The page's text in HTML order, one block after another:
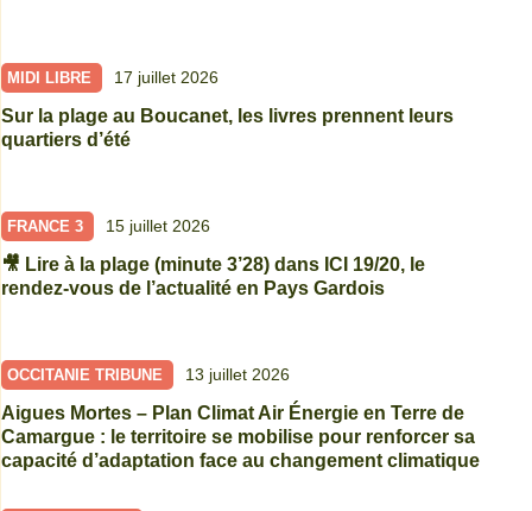
MIDI LIBRE 17 juillet 2026
Sur la plage au Boucanet, les livres prennent leurs
quartiers d’été
FRANCE 3 15 juillet 2026
🎥 Lire à la plage (minute 3’28) dans ICI 19/20, le
rendez-vous de l’actualité en Pays Gardois
OCCITANIE TRIBUNE 13 juillet 2026
Aigues Mortes – Plan Climat Air Énergie en Terre de
Camargue : le territoire se mobilise pour renforcer sa
capacité d’adaptation face au changement climatique